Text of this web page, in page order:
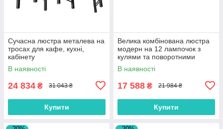
Сучасна люстра металева на
тросах для кафе, кухні,
кабінету
В наявності
24 834 ₴ 31 043 ₴
Купити
Велика комбінована люстра
модерн на 12 лампочок з
кулями та поворотними
тубусами
В наявності
17 588 ₴ 21 984 ₴
Купити